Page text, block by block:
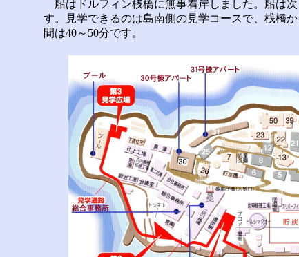
船はドルフィン桟橋に無事着岸しました。船は
す。見学できるのは島南側の見学コースで、桟橋
間は40～50分です。